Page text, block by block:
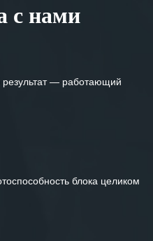
с нами
результат — работающий
блока целиком